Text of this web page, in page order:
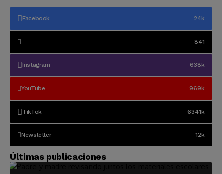
escenario mundial
Facebook 24k
841
Instagram 638k
YouTube 969k
TikTok 6341k
Newsletter 12k
Últimas publicaciones